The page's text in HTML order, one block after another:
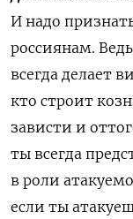
И надо
россиянам.
всегда делает
кто строит
зависти и
ты всегда
в роли
если ты